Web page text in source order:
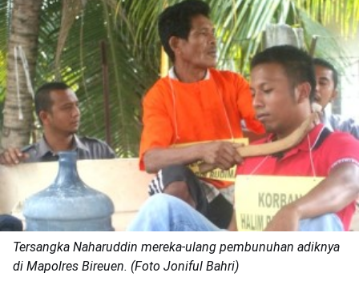
Tersangka Naharuddin mereka-ulang pembunuhan adiknya
di Mapolres Bireuen. (Foto Joniful Bahri)